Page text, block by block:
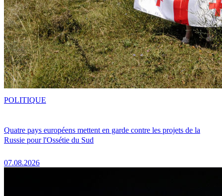
Quatre pays européens mettent en garde contre les projets de la
Russie pour l'Ossétie du Sud
07.08.2026
POLITIQUE